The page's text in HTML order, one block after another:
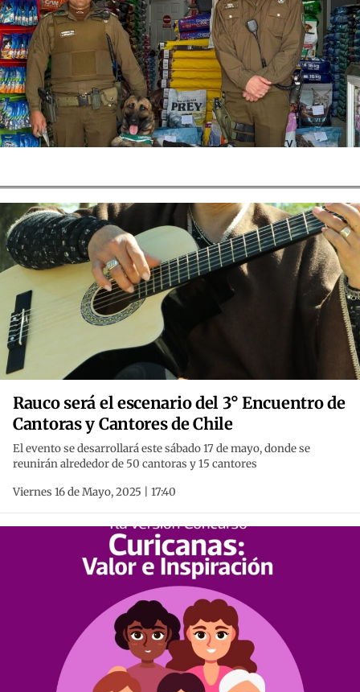
Rauco será el escenario del 3° Encuentro de
Cantoras y Cantores de Chile
El evento se desarrollará este sábado 17 de mayo, donde se
reunirán alrededor de 50 cantoras y 15 cantores
Viernes 16 de Mayo, 2025 | 17:40